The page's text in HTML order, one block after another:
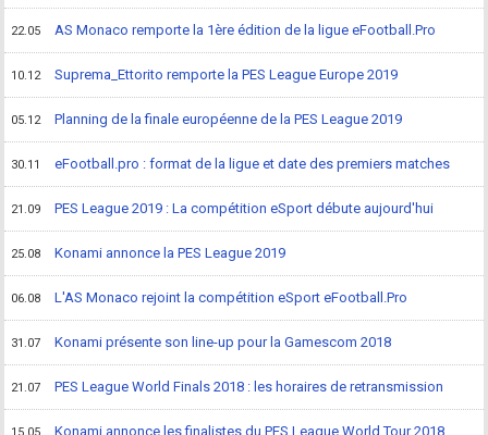
22.05 AS Monaco remporte la 1ère édition de la ligue eFootball.Pro
10.12 Suprema_Ettorito remporte la PES League Europe 2019
05.12 Planning de la finale européenne de la PES League 2019
30.11 eFootball.pro : format de la ligue et date des premiers matches
21.09 PES League 2019 : La compétition eSport débute aujourd'hui
25.08 Konami annonce la PES League 2019
06.08 L'AS Monaco rejoint la compétition eSport eFootball.Pro
31.07 Konami présente son line-up pour la Gamescom 2018
21.07 PES League World Finals 2018 : les horaires de retransmission
Konami annonce les finalistes du PES League World Tour 2018